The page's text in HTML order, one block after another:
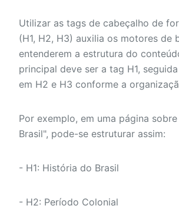
Utilizar as tags de cabeçalho de
(H1, H2, H3) auxilia os motores de
entenderem a estrutura do
principal deve ser a tag H1,
em H2 e H3 conforme a
Por exemplo, em uma página
Brasil", pode-se estruturar assim:
- H1: História do Brasil
- H2: Período Colonial